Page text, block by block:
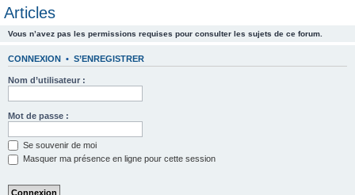
Articles
Vous n’avez pas les permissions requises pour consulter les sujets de ce forum.
CONNEXION • S’ENREGISTRER
Nom d’utilisateur :
Mot de passe :
Se souvenir de moi
Masquer ma présence en ligne pour cette session